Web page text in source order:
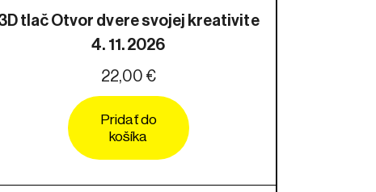
tlač Otvor dvere svojej kreativite
4. 11. 2026
22,00 €
Pridať do
košíka